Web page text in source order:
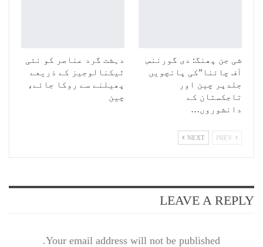
شی جن پھنگ: دی گورننس
آف چائنا”کی پانچویں
جلدپر چین اور
تاجکستان کے
دانشوروں…
دہشت گرد عناصر کو نئی
ٹیکنالوجیز کے ذریعے
پھیلنے سے روکا جائے،
چین
NEXT
LEAVE A REPLY
Your email address will not be published.